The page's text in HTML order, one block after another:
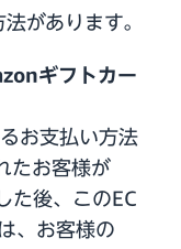
があります。
ギフトカー
お支払い方法
たお客様が
た後、このEC
、お客様の